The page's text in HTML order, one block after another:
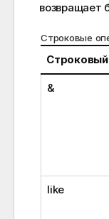
возвращает
Строковые
&
like